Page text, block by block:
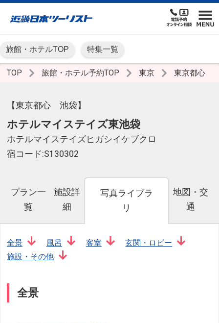
旅館・ホテルTOP 特集一覧
TOP 旅館・ホテル予約TOP 東京 東京都心
【東京都心 池袋】
ホテルマイステイズ東池袋
ホテルマイステイズヒガシイケブクロ
宿コード:S130302
プラン一
覧
施設詳
細
写真ライブラ
リ
地図・交
通
全景 風呂 客室
玄関・ロビー
施設・その他
全景